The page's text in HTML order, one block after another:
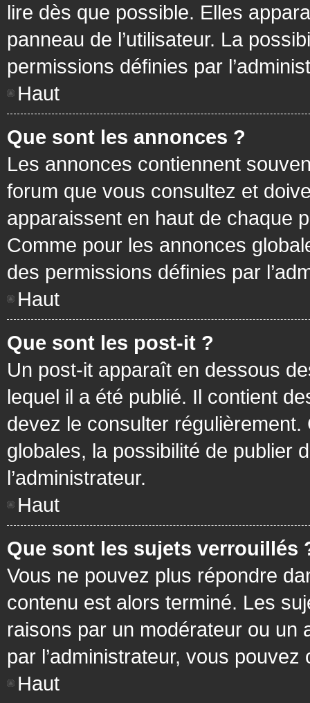
lire dès que possible. Elles
panneau de l’utilisateur. La
permissions définies par
Haut
Que sont les annonces ?
Les annonces contiennent
forum que vous consultez et
apparaissent en haut de chaque
Comme pour les annonces
des permissions définies par
Haut
Que sont les post-it ?
Un post-it apparaît en dessous
lequel il a été publié. Il contient
devez le consulter
globales, la possibilité de publier
l’administrateur.
Haut
Que sont les sujets verrouillés
Vous ne pouvez plus répondre
contenu est alors terminé. Les
raisons par un modérateur ou un
par l’administrateur, vous
Haut